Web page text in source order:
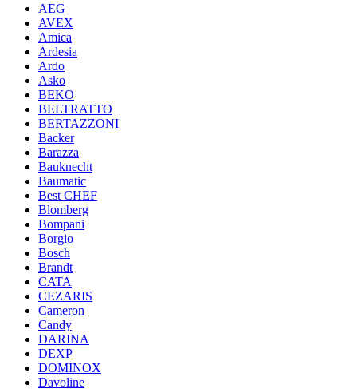
AEG
AVEX
Amica
Ardesia
Ardo
Asko
BEKO
BELTRATTO
BERTAZZONI
Backer
Barazza
Bauknecht
Baumatic
Best CHEF
Blomberg
Bompani
Borgio
Bosch
Brandt
CATA
CEZARIS
Cameron
Candy
DARINA
DEXP
DOMINOX
Davoline